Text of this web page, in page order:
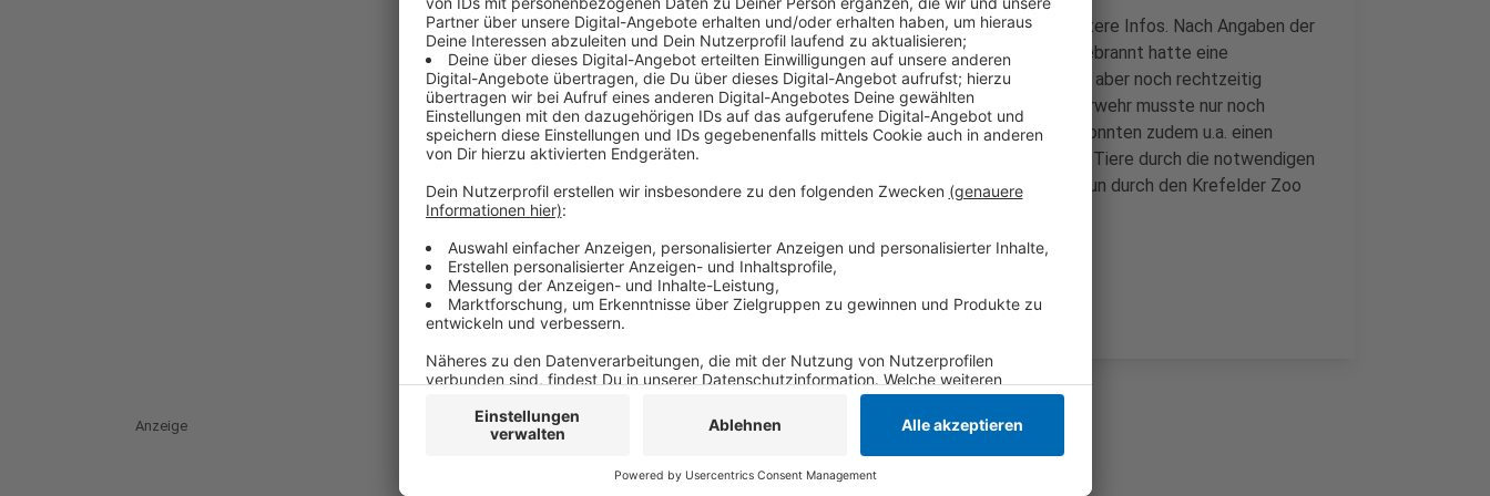
Nach dem Brand heute Mittag im Krefelder Zoo gibt es jetzt weitere Infos. Nach Angaben der
Feuerwehr war das Feuer bei Reparaturarbeiten ausgebrochen. Gebrannt hatte eine
Holzbrücke im Regenwaldhaus. Die Mitarbeiter des Zoos konnten aber noch rechtzeitig
eingreifen und das Feuer mit Feuerlöschern bekämpfen. Die Feuerwehr musste nur noch
Glutnester ablöschen. Verletzt wurde niemand - die Tierpfleger konnten zudem u.a. einen
Ameisenbär, sowie sieben Wasserschildkröten retten. Ob weitere Tiere durch die notwendigen
Lüftungsmaßnahmen das Regenwaldhaus verlassen haben, wird nun durch den Krefelder Zoo
Anzeige
Anzeige